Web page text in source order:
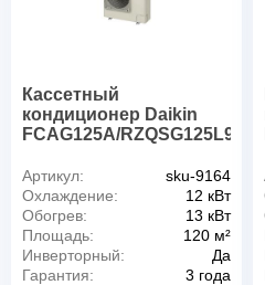
Кассетный
кондиционер Daikin
FCAG125A/RZQSG125L9V/
Артикул:
sku-9164
Охлаждение:
12 кВт
Обогрев:
13 кВт
Площадь:
120 м²
Инверторный:
Да
Гарантия:
3 года